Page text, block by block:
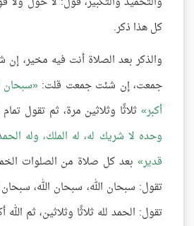
كل هذا ذكر.
والذكر بعد الصلاة أنت فيه مخير،
جمعت، إن شئت جمعت قلت: سبحان
أكبر ثلاثًا وثلاثين مرة، ثم تقول تمام
وحده لا شريك له، له الملك، وله
قدير بعد كل صلاة من الصلوات
تقول: سبحان الله، سبحان الله، سبحان
تقول: الحمد لله ثلاثًا وثلاثين، ثم الله